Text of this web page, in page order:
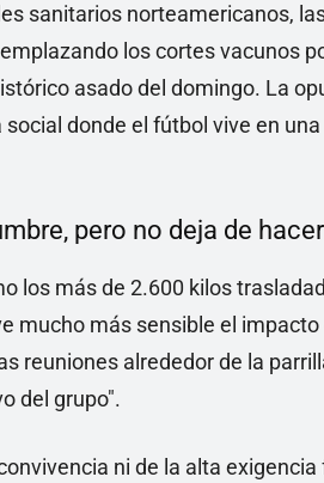
sanitarios norteamericanos,
los cortes vacunos
asado del domingo. La
donde el fútbol vive en
pero no deja de
los más de 2.600 kilos
mucho más sensible el impacto
reuniones alrededor de la
del grupo".
ni de la alta